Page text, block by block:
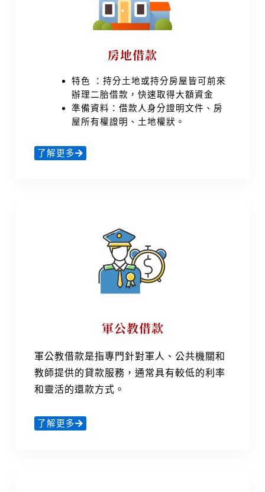
房地借款
特色 ：持分土地或持分房屋皆可前來
辦理二胎借款，快速取得大額資金
準備資料：借款人身分證明文件、房
屋所有權證明、土地權狀。
了解更多
軍公教借款
軍公教借款是指專門針對軍人、公共機關和
教師提供的貸款服務，通常具有較低的利率
和靈活的還款方式。
了解更多